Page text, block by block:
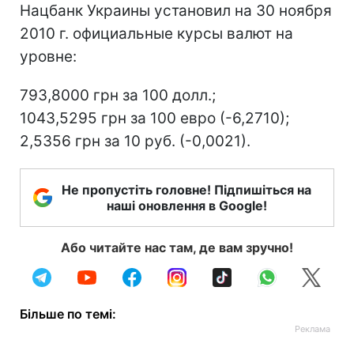
Нацбанк Украины установил на 30 ноября
2010 г. официальные курсы валют на
уровне:
793,8000 грн за 100 долл.;
1043,5295 грн за 100 евро (-6,2710);
2,5356 грн за 10 руб. (-0,0021).
Не пропустіть головне! Підпишіться на
наші оновлення в Google!
Або читайте нас там, де вам зручно!
Більше по темі: